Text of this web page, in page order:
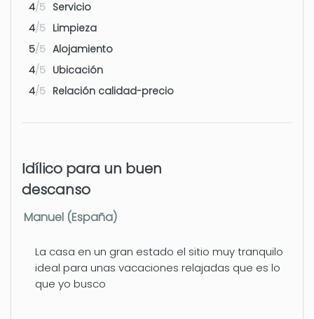
Aeropuerto - Valencia
4/5 Servicio
4/5 Limpieza
5/5 Alojamiento
4/5 Ubicación
4/5 Relación calidad-precio
Idílico para un buen
descanso
Manuel (España)
La casa en un gran estado el sitio muy tranquilo
ideal para unas vacaciones relajadas que es lo
que yo busco